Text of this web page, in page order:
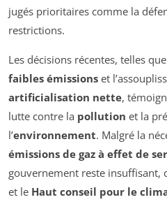
jugés prioritaires comme la
restrictions.
Les décisions récentes, telles
faibles émissions et
artificialisation nette,
lutte contre la pollution et la
l’environnement. Malgré la
émissions de gaz à effet de
gouvernement reste insuffisant,
et le Haut conseil pour le